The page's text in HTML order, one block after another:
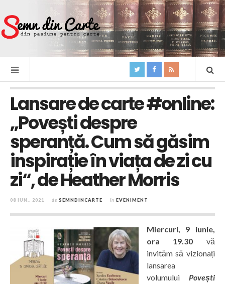
Lansare de carte #online:
„Povești despre
speranță. Cum să găsim
inspirație în viața de zi cu
zi“, de Heather Morris
08 IUN., 2021 de SEMNDINCARTE în EVENIMENT
Miercuri, 9 iunie,
ora 19.30 vă
invităm să vizionați
lansarea
volumului Povești